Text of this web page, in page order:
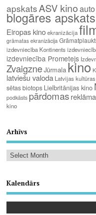
apskats ASV kinoauto
blogāres apskats
Eiropas kino ekranizācija
grāmatas ekranizācija
izdevniecība Kontinents
izdevniecība Prometejs
ZvaigzneJūrmala kino
latviešu valoda Latvijas
sētas biotops Lielbritānijas kino
podkāsts pārdomasreklāma
kino
Arhīvs
Kalendārs